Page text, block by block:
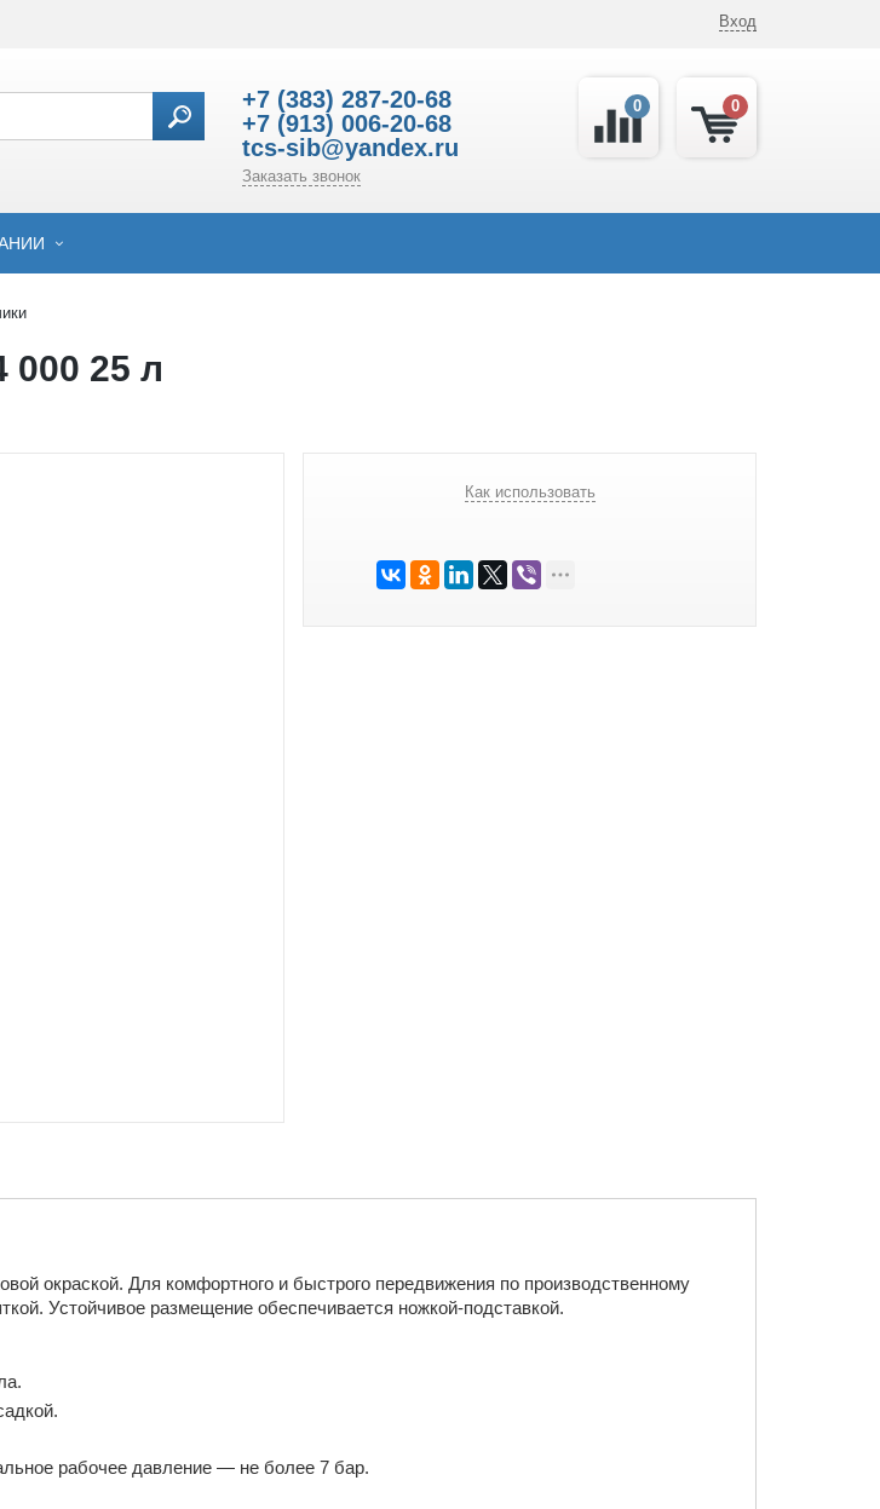
Вход
+7 (383) 287-20-68
+7 (913) 006-20-68
tcs-sib@yandex.ru
Заказать звонок
0
0
000 25 л
Как использовать
окраской. Для комфортного и быстрого передвижения по производственному
Устойчивое размещение обеспечивается ножкой-подставкой.
рабочее давление — не более 7 бар.